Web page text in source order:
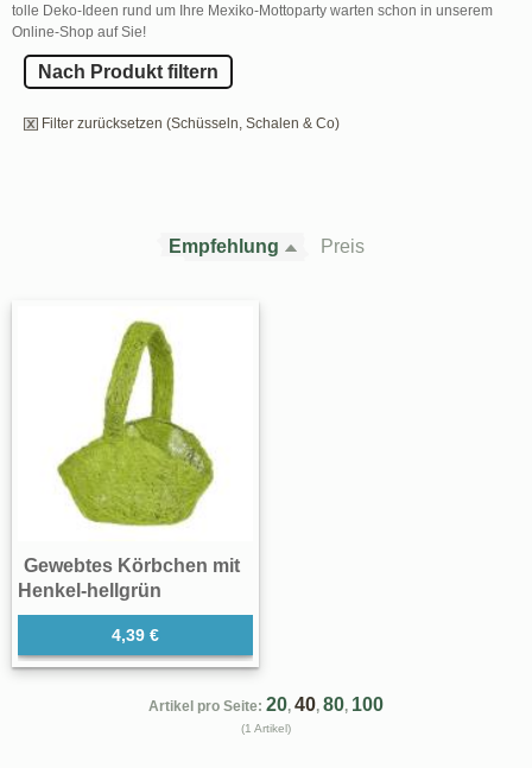
tolle Deko-Ideen rund um Ihre Mexiko-Mottoparty warten schon in unserem
Online-Shop auf Sie!
Nach Produkt filtern
Filter zurücksetzen (Schüsseln, Schalen & Co)
Empfehlung Preis
Gewebtes Körbchen mit
Henkel-hellgrün
4,39 €
Artikel pro Seite: 20, 40, 80, 100
(1 Artikel)